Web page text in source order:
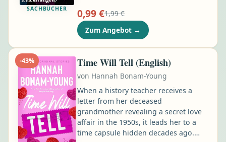
SACHBÜCHER
angelegt und kombiniert Kandinskys
persönliche Überlegungen zu Farbe,
Form und Komposition mit
zahlreichen Original-Zeichnungen.
Durch seine analytische
Herangehensweise entwirft er ein
neues Paradigma für das Verständnis
von Kunst …
0,99 €1,99 €
Zum Angebot →
-43% Time Will Tell (English)
von Hannah Bonam-Young
When a history teacher receives a
letter from her deceased
grandmother revealing a secret love
affair in the 1950s, it leads her to a
time capsule hidden decades ago.